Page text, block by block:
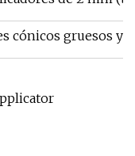
cónicos gruesos y